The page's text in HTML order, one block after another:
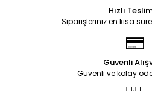
Hızlı
Siparişleriniz en kısa
Güvenli
Güvenli ve kolay